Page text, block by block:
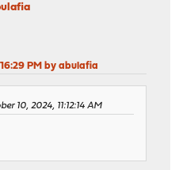
PM by abulafia
10, 2024, 11:12:14 AM